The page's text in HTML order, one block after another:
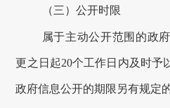
（三）公开时限
属于主动公开范围的政
更之日起20个工作日内及时予
政府信息公开的期限另有规定